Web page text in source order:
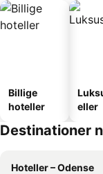
Billige
hoteller
eller
Destinationer
Hoteller – Odense